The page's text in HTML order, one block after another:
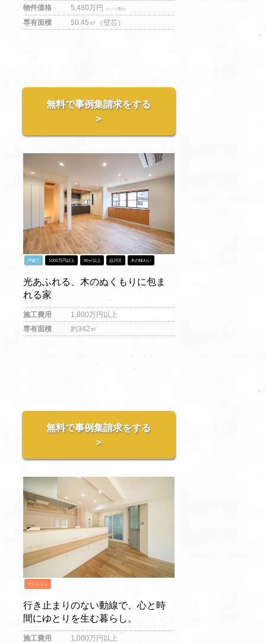
物件価格 5,480万円 （リノベ費込）
専有面積 50.45㎡（壁芯）
無料で事例集請求をする
＞
戸建て 1000万円以上 90㎡以上 品川区 木の味わい
光あふれる、木のぬくもりに包ま
れる家
施工費用
1,800万円以上
専有面積
約342㎡
無料で事例集請求をする
＞
マンション
行き止まりのない動線で、心と時
間にゆとりを生む暮らし。
施工費用 1,000万円以上